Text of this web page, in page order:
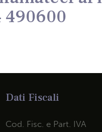
490600
Dati Fiscali
Cod. Fisc. e Part. IVA